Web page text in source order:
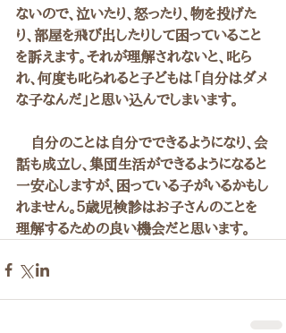
ないので、泣いたり、怒ったり、物を投げた
り、部屋を飛び出したりして困っていること
を訴えます。それが理解されないと、叱ら
れ、何度も叱られると子どもは「自分はダメ
な子なんだ」と思い込んでしまいます。
自分のことは自分でできるようになり、会
話も成立し、集団生活ができるようになると
一安心しますが、困っている子がいるかもし
れません。５歳児検診はお子さんのことを
理解するための良い機会だと思います。